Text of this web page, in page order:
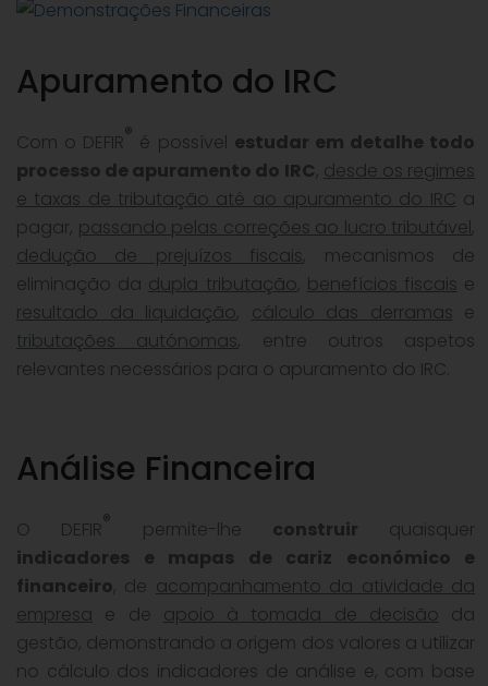
Apuramento do IRC
Com o DEFIR® é possível estudar em detalhe todo
processo de apuramento do IRC, desde os regimes
e taxas de tributação até ao apuramento do IRC a
pagar, passando pelas correções ao lucro tributável,
dedução de prejuízos fiscais, mecanismos de
eliminação da dupla tributação, benefícios fiscais e
resultado da liquidação, cálculo das derramas e
tributações autónomas, entre outros aspetos
relevantes necessários para o apuramento do IRC.
Análise Financeira
O DEFIR® permite-lhe construir quaisquer
indicadores e mapas de cariz económico e
financeiro, de acompanhamento da atividade da
empresa e de apoio à tomada de decisão da
gestão, demonstrando a origem dos valores a utilizar
no cálculo dos indicadores de análise e, com base